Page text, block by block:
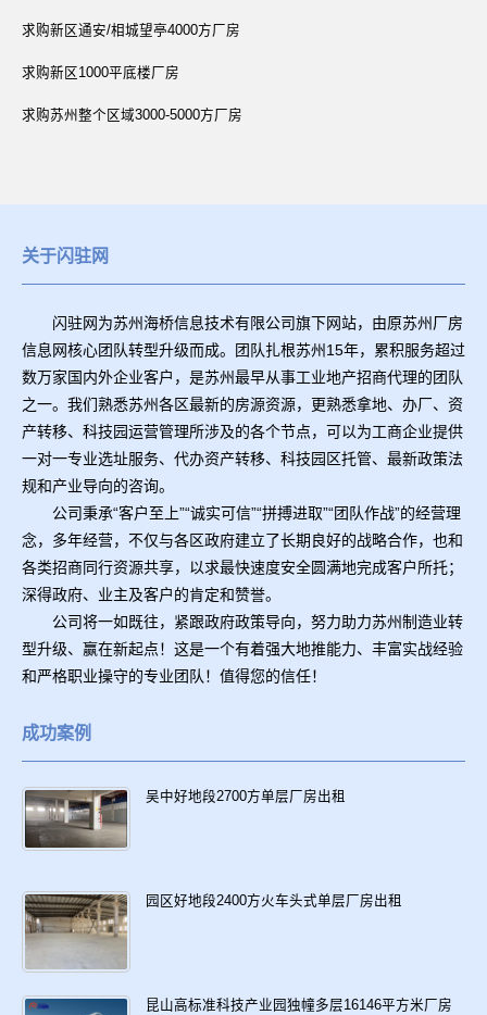
求购新区通安/相城望亭4000方厂房
求购新区1000平底楼厂房
求购苏州整个区域3000-5000方厂房
关于闪驻网
闪驻网为苏州海桥信息技术有限公司旗下网站，由原苏州厂房
信息网核心团队转型升级而成。团队扎根苏州15年，累积服务超过
数万家国内外企业客户，是苏州最早从事工业地产招商代理的团队
之一。我们熟悉苏州各区最新的房源资源，更熟悉拿地、办厂、资
产转移、科技园运营管理所涉及的各个节点，可以为工商企业提供
一对一专业选址服务、代办资产转移、科技园区托管、最新政策法
规和产业导向的咨询。
公司秉承“客户至上”“诚实可信”“拼搏进取”“团队作战”的经营理
念，多年经营，不仅与各区政府建立了长期良好的战略合作，也和
各类招商同行资源共享，以求最快速度安全圆满地完成客户所托；
深得政府、业主及客户的肯定和赞誉。
公司将一如既往，紧跟政府政策导向，努力助力苏州制造业转
型升级、赢在新起点！这是一个有着强大地推能力、丰富实战经验
和严格职业操守的专业团队！值得您的信任！
成功案例
吴中好地段2700方单层厂房出租
园区好地段2400方火车头式单层厂房出租
昆山高标准科技产业园独幢多层16146平方米厂房